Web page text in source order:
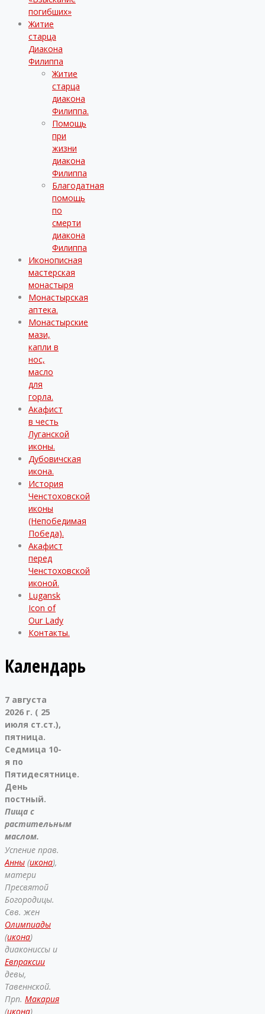
погибших»
Житие
старца
Диакона
Филиппа
Житие
старца
диакона
Филиппа.
Помощь
при
жизни
диакона
Филиппа
Благодатная
помощь
по
смерти
диакона
Филиппа
Иконописная
мастерская
монастыря
Монастырская
аптека.
Монастырские
мази,
капли в
нос,
масло
для
горла.
Акафист
в честь
Луганской
иконы.
Дубовичская
икона.
История
Ченстоховской
иконы
(Непобедимая
Победа).
Акафист
перед
Ченстоховской
иконой.
Lugansk
Icon of
Our Lady
Контакты.
Календарь
7 августа
2026 г. ( 25
июля ст.ст.),
пятница.
Седмица 10-
я по
Пятидесятнице.
День
постный.
Пища с
растительным
маслом.
Успение прав.
Анны (икона),
матери
Пресвятой
Богородицы.
Свв. жен
Олимпиады
(икона)
диакониссы и
Евпраксии
девы,
Тавеннской.
Прп. Макария
(икона)